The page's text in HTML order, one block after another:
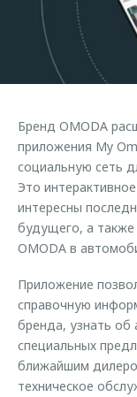
Страхование
Кредитный
Аксессуары
Оригинальные
Запчасти
Трейд-ин
Калькулятор
Руководства по
Клиентская
O&J Автоклуб
Приложение O&J
Аксессуары
Одежда и
Оригинальные
Обратная связь
Бренд OMODA
приложения My
социальную сеть
Это
интересны
будущего, а
OMODA в
Приложение
справочную
бренда, узнать об
специальных
ближайшим
техническое